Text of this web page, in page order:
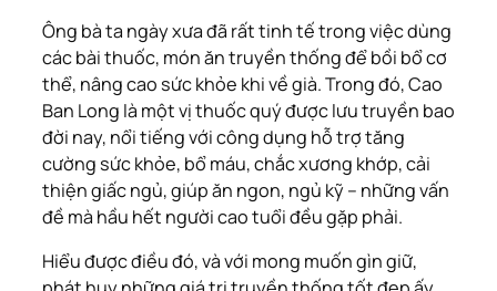
Ông bà ta ngày xưa đã rất tinh tế trong việc dùng
các bài thuốc, món ăn truyền thống để bồi bổ cơ
thể, nâng cao sức khỏe khi về già. Trong đó, Cao
Ban Long là một vị thuốc quý được lưu truyền bao
đời nay, nổi tiếng với công dụng hỗ trợ tăng
cường sức khỏe, bổ máu, chắc xương khớp, cải
thiện giấc ngủ, giúp ăn ngon, ngủ kỹ – những vấn
đề mà hầu hết người cao tuổi đều gặp phải.
Hiểu được điều đó, và với mong muốn gìn giữ,